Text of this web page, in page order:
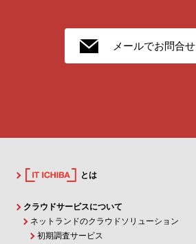
メールでお問合せ
とは
クラウドサービスについて
ネットランドのクラウドソリューション
初期調査サービス